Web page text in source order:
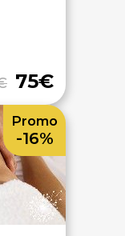
75€
Promo
-16%
au vendredi